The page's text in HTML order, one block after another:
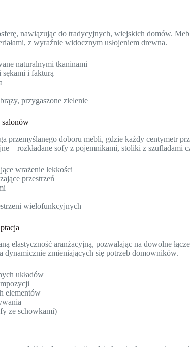
nawiązując do tradycyjnych, wiejskich domów.
z wyraźnie widocznym usłojeniem drewna.
naturalnymi tkaninami
i fakturą
przygaszone zielenie
salonów
przemyślanego doboru mebli, gdzie każdy centymetr
– rozkładane sofy z pojemnikami, stoliki z szufladami
wrażenie lekkości
przestrzeń
wielofunkcyjnych
elastyczność aranżacyjną, pozwalając na dowolne
dynamicznie zmieniających się potrzeb domowników.
układów
elementów
ze schowkami)